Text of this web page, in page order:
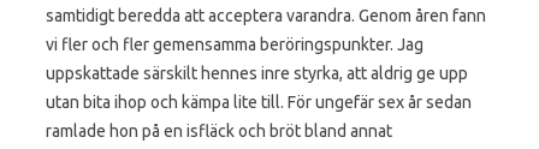
samtidigt beredda att acceptera varandra. Genom åren fann
vi fler och fler gemensamma beröringspunkter. Jag
uppskattade särskilt hennes inre styrka, att aldrig ge upp
utan bita ihop och kämpa lite till. För ungefär sex år sedan
ramlade hon på en isfläck och bröt bland annat